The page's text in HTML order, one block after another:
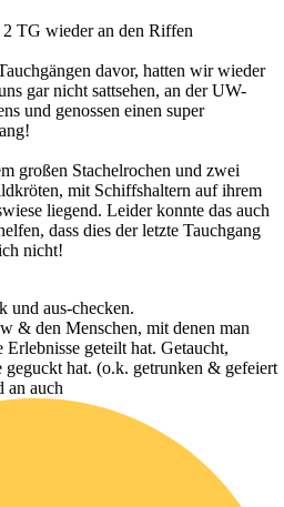
2 TG wieder an den Riffen
davor, hatten wir wieder
gar nicht sattsehen, an der UW-
und genossen einen super
großen Stachelrochen und zwei
mit Schiffshaltern auf ihrem
liegend. Leider konnte das auch
dass dies der letzte Tauchgang
nicht!
und aus-checken.
& den Menschen, mit denen man
geteilt hat. Getaucht,
hat. (o.k. getrunken & gefeiert
an auch